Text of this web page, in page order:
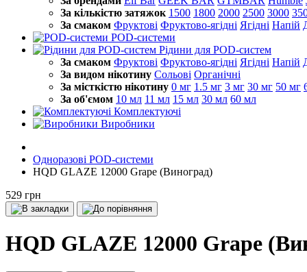
За кількістю затяжок 1500 1800 2000 2500 3000
За смаком Фруктові Фруктово-ягідні Ягідні Напій
POD-системи
Рідини для POD-систем
За смаком Фруктові Фруктово-ягідні Ягідні Напій
За видом нікотину Сольові Органічні
За місткістю нікотину 0 мг 1.5 мг 3 мг 30 мг 50 мг
За об'ємом 10 мл 11 мл 15 мл 30 мл 60 мл
Комплектуючі
Виробники
Одноразові POD-системи
HQD GLAZE 12000 Grape (Виноград)
529 грн
HQD GLAZE 12000 Grape